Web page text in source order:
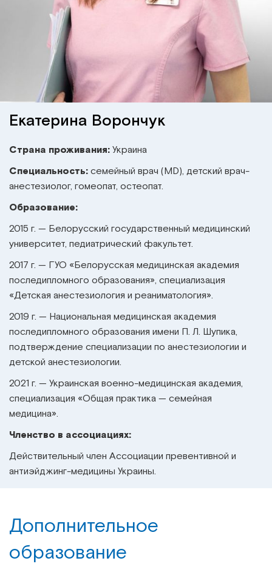
Екатерина Ворончук
Страна проживания: Украина
Специальность: семейный врач (MD), детский врач-
анестезиолог, гомеопат, остеопат.
Образование:
2015 г. — Белорусский государственный медицинский
университет, педиатрический факультет.
2017 г. — ГУО «Белорусская медицинская академия
последипломного образования», специализация
«Детская анестезиология и реаниматология».
2019 г. — Национальная медицинская академия
последипломного образования имени П. Л. Шупика,
подтверждение специализации по анестезиологии и
детской анестезиологии.
2021 г. — Украинская военно-медицинская академия,
специализация «Общая практика — семейная
медицина».
Членство в ассоциациях:
Действительный член Ассоциации превентивной и
антиэйджинг-медицины Украины.
Дополнительное
образование
Институт Апледжера
Институт Барраля
Прикладная кинезиология
Кинезиотейпинг
Психология, психотерапия
Эстетическая медицина
Остеопатические манипуляции по